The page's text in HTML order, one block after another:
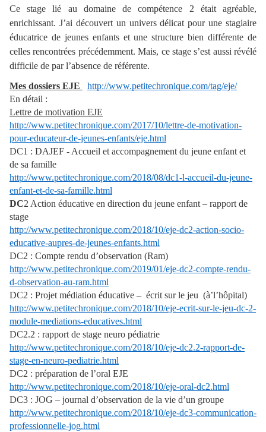
Ce stage lié au domaine de compétence 2 était agréable,
enrichissant. J’ai découvert un univers délicat pour une stagiaire
éducatrice de jeunes enfants et une structure bien différente de
celles rencontrées précédemment. Mais, ce stage s’est aussi révélé
difficile de par l’absence de référente.
Mes dossiers EJE
http://www.petitechronique.com/tag/eje/
En détail :
Lettre de motivation EJE
http://www.petitechronique.com/2017/10/lettre-de-motivation-
pour-educateur-de-jeunes-enfants/eje.html
DC1 : DAJEF - Accueil et accompagnement du jeune enfant et
de sa famille
http://www.petitechronique.com/2018/08/dc1-l-accueil-du-jeune-
enfant-et-de-sa-famille.html
DC2 Action éducative en direction du jeune enfant – rapport de
stage
http://www.petitechronique.com/2018/10/eje-dc2-action-socio-
educative-aupres-de-jeunes-enfants.html
DC2 : Compte rendu d’observation (Ram)
http://www.petitechronique.com/2019/01/eje-dc2-compte-rendu-
d-observation-au-ram.html
DC2 : Projet médiation éducative – écrit sur le jeu (à’l’hôpital)
http://www.petitechronique.com/2018/10/eje-ecrit-sur-le-jeu-dc-2-
module-mediations-educatives.html
DC2.2 : rapport de stage neuro pédiatrie
http://www.petitechronique.com/2018/10/eje-dc2.2-rapport-de-
stage-en-neuro-pediatrie.html
DC2 : préparation de l’oral EJE
http://www.petitechronique.com/2018/10/eje-oral-dc2.html
DC3 : JOG – journal d’observation de la vie d’un groupe
http://www.petitechronique.com/2018/10/eje-dc3-communication-
professionnelle-jog.html